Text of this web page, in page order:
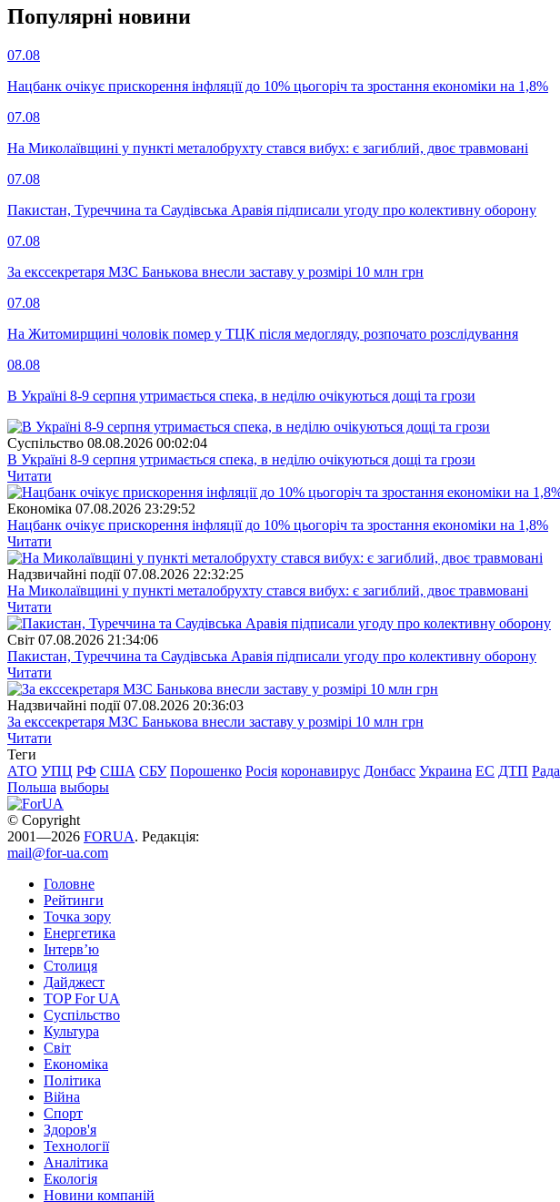
Популярнi новини
07.08
Нацбанк очікує прискорення інфляції до 10% цьогоріч та зростання економіки на 1,8%
07.08
На Миколаївщині у пункті металобрухту стався вибух: є загиблий, двоє травмовані
07.08
Пакистан, Туреччина та Саудівська Аравія підписали угоду про колективну оборону
07.08
За екссекретаря МЗС Банькова внесли заставу у розмірі 10 млн грн
07.08
На Житомирщині чоловік помер у ТЦК після медогляду, розпочато розслідування
08.08
В Україні 8-9 серпня утримається спека, в неділю очікуються дощі та грози
Суспiльство 08.08.2026 00:02:04
В Україні 8-9 серпня утримається спека, в неділю очікуються дощі та грози
Читати
Економіка 07.08.2026 23:29:52
Нацбанк очікує прискорення інфляції до 10% цьогоріч та зростання економіки на 1,8%
Читати
Надзвичайні події 07.08.2026 22:32:25
На Миколаївщині у пункті металобрухту стався вибух: є загиблий, двоє травмовані
Читати
Свiт 07.08.2026 21:34:06
Пакистан, Туреччина та Саудівська Аравія підписали угоду про колективну оборону
Читати
Надзвичайні події 07.08.2026 20:36:03
За екссекретаря МЗС Банькова внесли заставу у розмірі 10 млн грн
Читати
Теги
АТО УПЦ РФ США СБУ Порошенко Росія коронавирус Донбасс Украина ЕС ДТП Рада
Польша выборы
© Copyright
2001—2026 FORUA. Редакція:
mail@for-ua.com
Головне
Рейтинги
Точка зору
Енергетика
Інтерв’ю
Столиця
Дайджест
TOP For UA
Суспiльство
Культура
Світ
Економіка
Політика
Війна
Спорт
Здоров'я
Технології
Аналітика
Екологія
Новини компаній